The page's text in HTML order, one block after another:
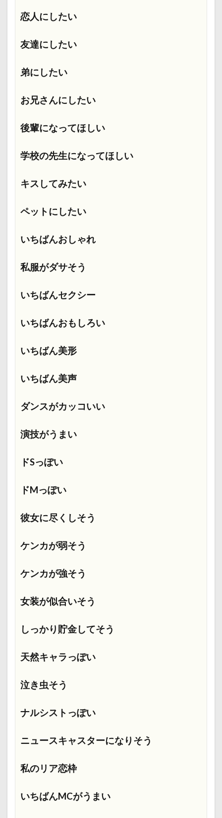
恋人にしたい
友達にしたい
弟にしたい
お兄さんにしたい
後輩になってほしい
学校の先生になってほしい
キスしてみたい
ペットにしたい
いちばんおしゃれ
私服がダサそう
いちばんセクシー
いちばんおもしろい
いちばん美形
いちばん美声
ダンスがカッコいい
演技がうまい
ドSっぽい
ドMっぽい
彼女に尽くしそう
ケンカが弱そう
ケンカが強そう
女装が似合いそう
しっかり貯金してそう
天然キャラっぽい
泣き虫そう
ナルシストっぽい
ニュースキャスターになりそう
私のリア恋枠
いちばんMCがうまい